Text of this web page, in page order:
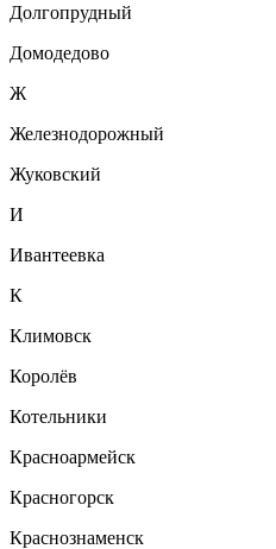
Долгопрудный
Домодедово
Ж
Железнодорожный
Жуковский
И
Ивантеевка
К
Климовск
Королёв
Котельники
Красноармейск
Красногорск
Краснознаменск